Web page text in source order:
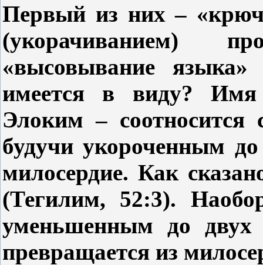
Первый из них –
(укорачиванием)
«высовывание
имеется в виду?
Элоким – соотносится
будучи укороченным
милосердие. Как
(Тегилим, 52:3).
уменьшенным до
превращается из